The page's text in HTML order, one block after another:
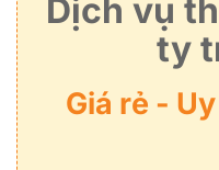
Dịch vụ
ty
Giá rẻ -